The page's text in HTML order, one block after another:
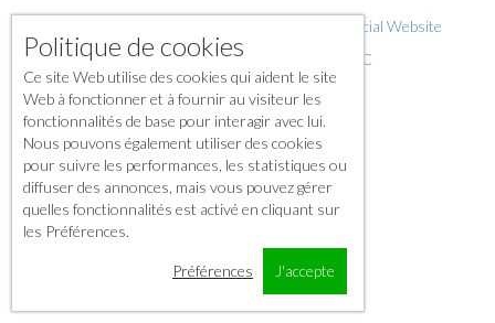
Official Website
Powered by International O.H.M. LLC
Politique de cookies
Ce site Web utilise des cookies qui aident le site
Web à fonctionner et à fournir au visiteur les
fonctionnalités de base pour interagir avec lui.
Nous pouvons également utiliser des cookies
pour suivre les performances, les statistiques ou
diffuser des annonces, mais vous pouvez gérer
quelles fonctionnalités est activé en cliquant sur
les Préférences.
Préférences J'accepte